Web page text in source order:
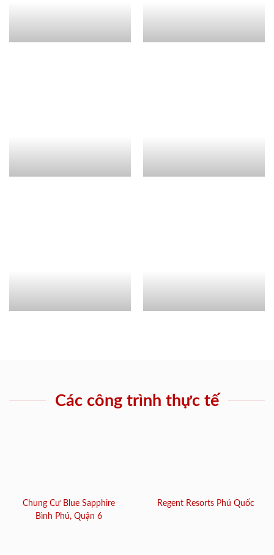
Các công trình thực tế
Chung Cư Blue Sapphire
Bình Phú, Quận 6
Regent Resorts Phú Quốc